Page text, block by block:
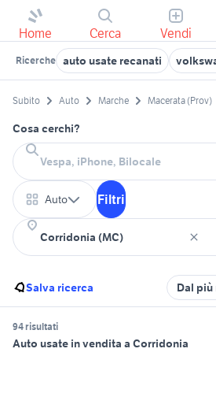
Home Cerca Vendi
Ricerche auto usate recanati
Subito Auto Marche Macerata (Prov)
Cosa cerchi?
Auto Filtri
Salva ricerca Dal
94 risultati
Auto usate in vendita a Corridonia